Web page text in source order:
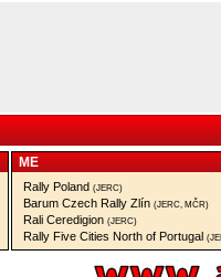
ME
Rally Poland (JERC)
Barum Czech Rally Zlín (JERC, MČR)
Rali Ceredigion (JERC)
Rally Five Cities North of Portugal